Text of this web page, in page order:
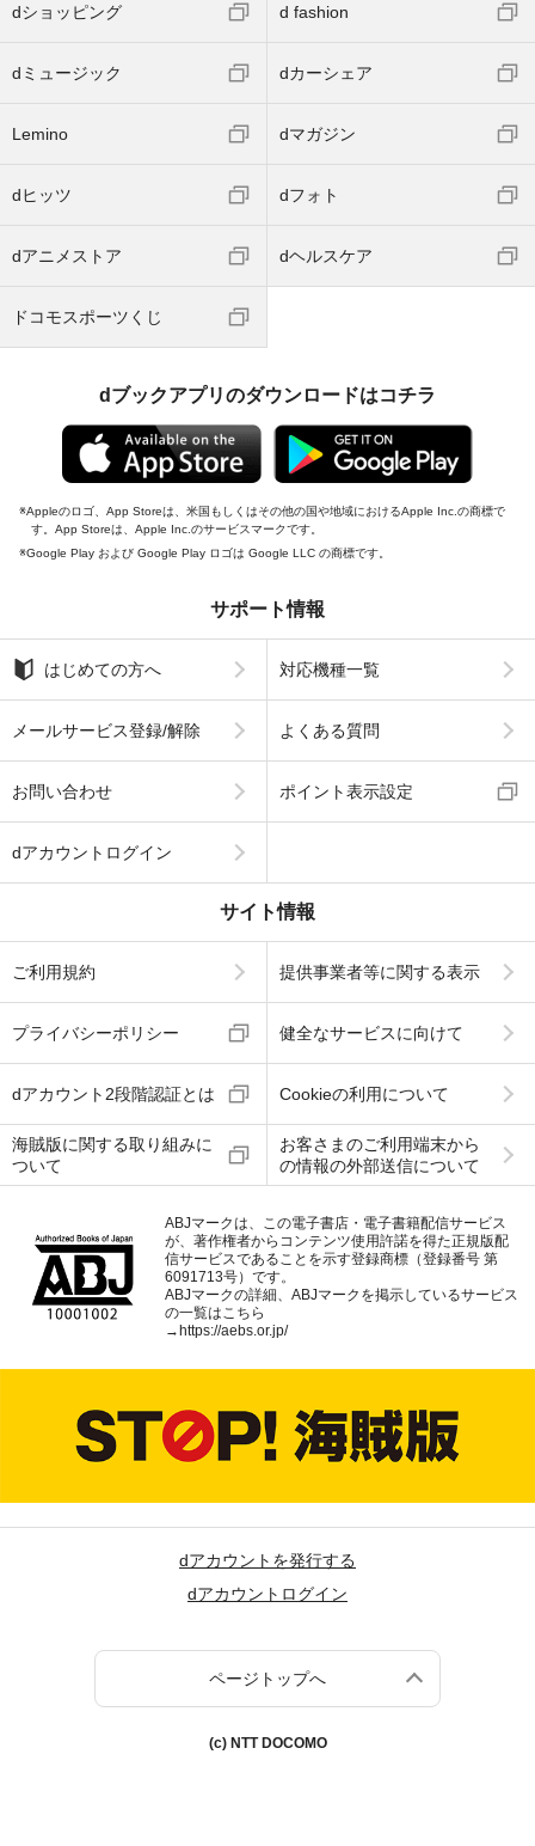
dショッピング d fashion
dミュージック dカーシェア
Lemino dマガジン
dヒッツ dフォト
dアニメストア dヘルスケア
ドコモスポーツくじ
dブックアプリのダウンロードはコチラ
Appleのロゴ、App Storeは、米国もしくはその他の国や地域におけるApple Inc.の商標で
す。App Storeは、Apple Inc.のサービスマークです。
Google Play および Google Play ロゴは Google LLC の商標です。
サポート情報
はじめての方へ 対応機種一覧
メールサービス登録/解除 よくある質問
お問い合わせ ポイント表示設定
dアカウントログイン
サイト情報
ご利用規約 提供事業者等に関する表示
プライバシーポリシー 健全なサービスに向けて
dアカウント2段階認証とは Cookieの利用について
海賊版に関する取り組みに
ついて
お客さまのご利用端末から
の情報の外部送信について
ABJマークは、この電子書店・電子書籍配信サービス
が、著作権者からコンテンツ使用許諾を得た正規版配
信サービスであることを示す登録商標（登録番号 第
6091713号）です。
ABJマークの詳細、ABJマークを掲示しているサービス
の一覧はこちら
→https://aebs.or.jp/
dアカウントを発行する
dアカウントログイン
ページトップへ
(c) NTT DOCOMO